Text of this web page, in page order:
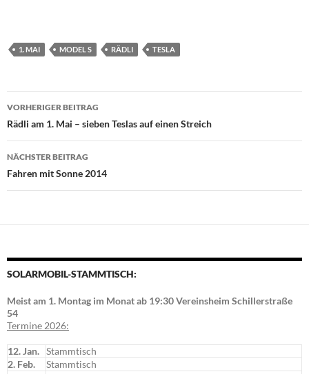
1. MAI MODEL S RÄDLI TESLA
Beitragsnavigation
VORHERIGER BEITRAG
Rädli am 1. Mai – sieben Teslas auf einen Streich
NÄCHSTER BEITRAG
Fahren mit Sonne 2014
SOLARMOBIL-STAMMTISCH:
Meist am 1. Montag im Monat ab 19:30 Vereinsheim Schillerstraße
54
Termine 2026:
12. Jan. Stammtisch
2. Feb.
Stammtisch